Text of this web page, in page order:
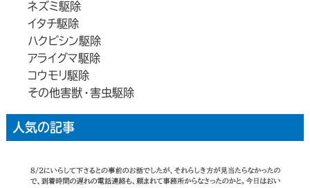
ネズミ駆除
イタチ駆除
ハクビシン駆除
アライグマ駆除
コウモリ駆除
その他害獣・害虫駆除
人気の記事